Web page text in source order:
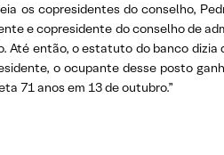
os copresidentes do conselho,
e copresidente do conselho de
Até então, o estatuto do banco
o ocupante desse posto
71 anos em 13 de outubro.”